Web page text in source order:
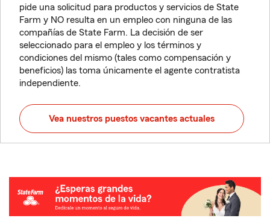
pide una solicitud para productos y servicios de State
Farm y NO resulta en un empleo con ninguna de las
compañías de State Farm. La decisión de ser
seleccionado para el empleo y los términos y
condiciones del mismo (tales como compensación y
beneficios) las toma únicamente el agente contratista
independiente.
Vea nuestros puestos vacantes actuales